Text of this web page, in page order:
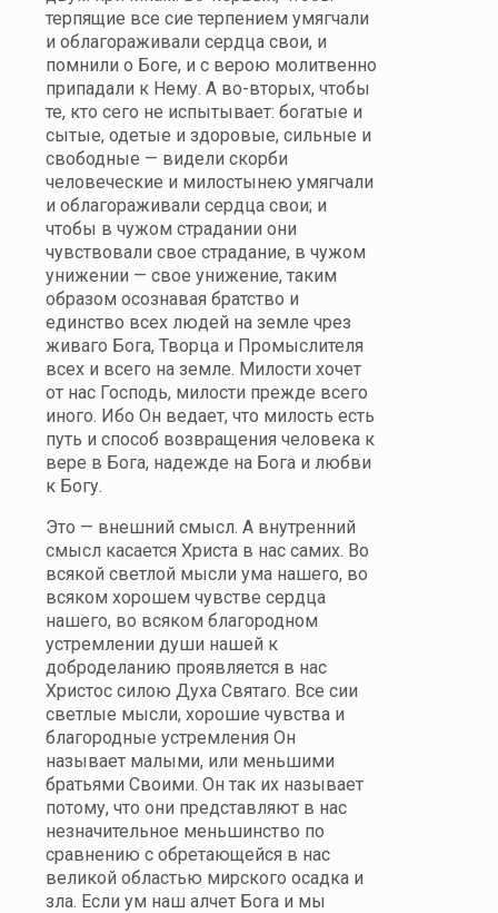
терпящие все сие терпением умягчали
и облагораживали сердца свои, и
помнили о Боге, и с верою молитвенно
припадали к Нему. А во-вторых, чтобы
те, кто сего не испытывает: богатые и
сытые, одетые и здоровые, сильные и
свободные — видели скорби
человеческие и милостынею умягчали
и облагораживали сердца свои; и
чтобы в чужом страдании они
чувствовали свое страдание, в чужом
унижении — свое унижение, таким
образом осознавая братство и
единство всех людей на земле чрез
живаго Бога, Творца и Промыслителя
всех и всего на земле. Милости хочет
от нас Господь, милости прежде всего
иного. Ибо Он ведает, что милость есть
путь и способ возвращения человека к
вере в Бога, надежде на Бога и любви
к Богу.
Это — внешний смысл. А внутренний
смысл касается Христа в нас самих. Во
всякой светлой мысли ума нашего, во
всяком хорошем чувстве сердца
нашего, во всяком благородном
устремлении души нашей к
доброделанию проявляется в нас
Христос силою Духа Святаго. Все сии
светлые мысли, хорошие чувства и
благородные устремления Он
называет малыми, или меньшими
братьями Своими. Он так их называет
потому, что они представляют в нас
незначительное меньшинство по
сравнению с обретающейся в нас
великой областью мирского осадка и
зла. Если ум наш алчет Бога и мы